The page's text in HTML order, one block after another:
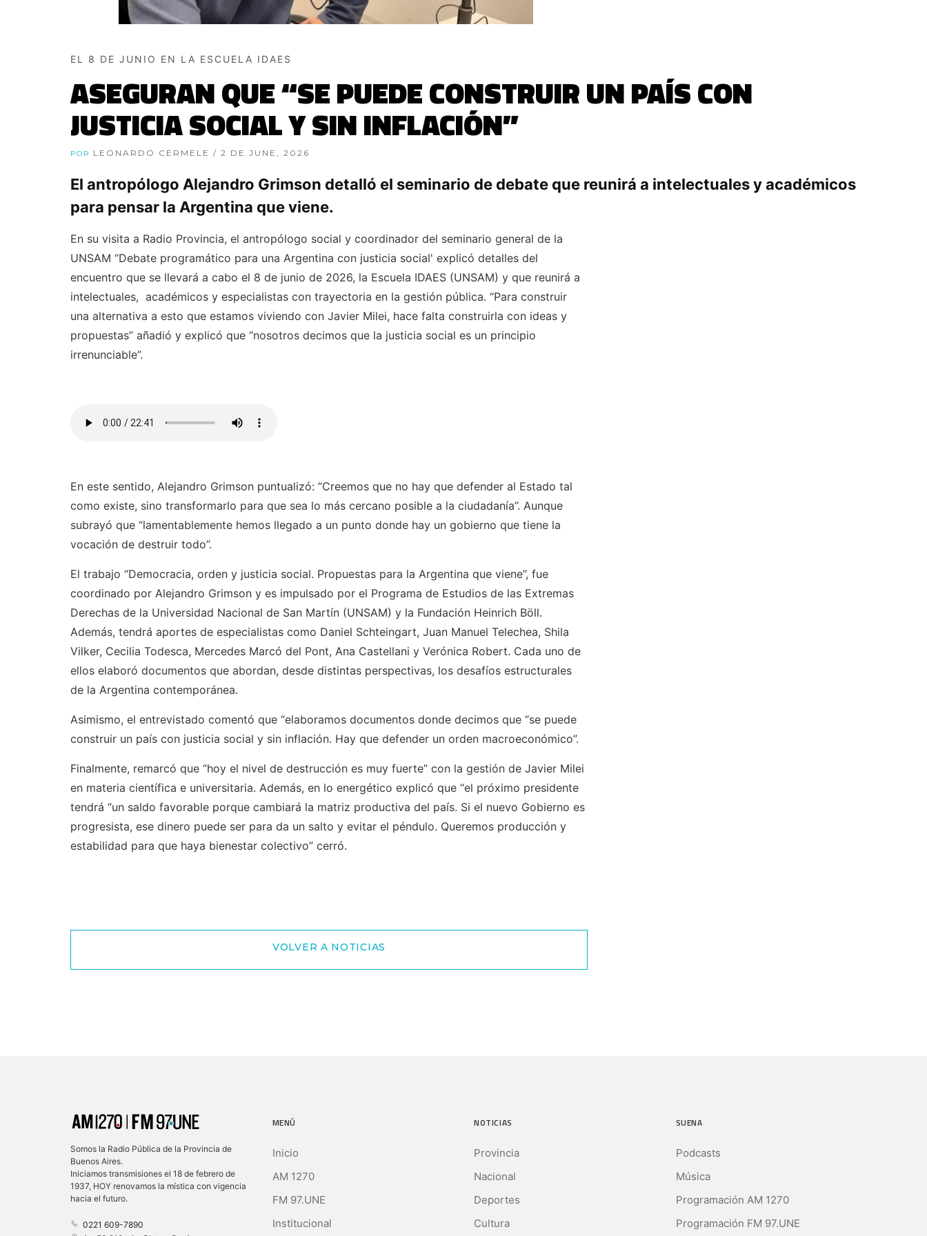
EL 8 DE JUNIO EN LA ESCUELA IDAES
ASEGURAN QUE “SE PUEDE CONSTRUIR UN PAÍS CON
JUSTICIA SOCIAL Y SIN INFLACIÓN”
POR LEONARDO CERMELE / 2 DE JUNE, 2026
El antropólogo Alejandro Grimson detalló el seminario de debate que reunirá a intelectuales y académicos
para pensar la Argentina que viene.
En su visita a Radio Provincia, el antropólogo social y coordinador del seminario general de la
UNSAM “Debate programático para una Argentina con justicia social' explicó detalles del
encuentro que se llevará a cabo el 8 de junio de 2026, la Escuela IDAES (UNSAM) y que reunirá a
intelectuales, académicos y especialistas con trayectoria en la gestión pública. “Para construir
una alternativa a esto que estamos viviendo con Javier Milei, hace falta construirla con ideas y
propuestas” añadió y explicó que “nosotros decimos que la justicia social es un principio
irrenunciable”.
En este sentido, Alejandro Grimson puntualizó: “Creemos que no hay que defender al Estado tal
como existe, sino transformarlo para que sea lo más cercano posible a la ciudadanía”. Aunque
subrayó que “lamentablemente hemos llegado a un punto donde hay un gobierno que tiene la
vocación de destruir todo”.
El trabajo “Democracia, orden y justicia social. Propuestas para la Argentina que viene”, fue
coordinado por Alejandro Grimson y es impulsado por el Programa de Estudios de las Extremas
Derechas de la Universidad Nacional de San Martín (UNSAM) y la Fundación Heinrich Böll.
Además, tendrá aportes de especialistas como Daniel Schteingart, Juan Manuel Telechea, Shila
Vilker, Cecilia Todesca, Mercedes Marcó del Pont, Ana Castellani y Verónica Robert. Cada uno de
ellos elaboró documentos que abordan, desde distintas perspectivas, los desafíos estructurales
de la Argentina contemporánea.
Asimismo, el entrevistado comentó que “elaboramos documentos donde decimos que “se puede
construir un país con justicia social y sin inflación. Hay que defender un orden macroeconómico”.
Finalmente, remarcó que “hoy el nivel de destrucción es muy fuerte” con la gestión de Javier Milei
en materia científica e universitaria. Además, en lo energético explicó que “el próximo presidente
tendrá “un saldo favorable porque cambiará la matriz productiva del país. Si el nuevo Gobierno es
progresista, ese dinero puede ser para da un salto y evitar el péndulo. Queremos producción y
estabilidad para que haya bienestar colectivo” cerró.
VOLVER A NOTICIAS
Somos la Radio Pública de la Provincia de
Buenos Aires.
Iniciamos transmisiones el 18 de febrero de
1937, HOY renovamos la mística con vigencia
hacia el futuro.
0221 609-7890
MENÚ
Inicio
AM 1270
FM 97.UNE
Institucional
NOTICIAS
Provincia
Nacional
Deportes
Cultura
SUENA
Podcasts
Música
Programación AM 1270
Programación FM 97.UNE